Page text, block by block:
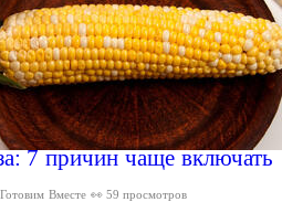
7 причин чаще включать
Готовим Вместе 👀 59 просмотров